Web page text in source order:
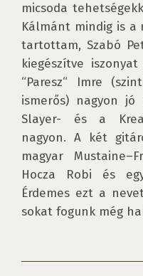
micsoda
Kálmánt mindig is a
tartottam, Szabó
kiegészítve
“Paresz“ Imre
ismerős) nagyon
Slayer- és a
nagyon. A két
magyar
Hocza Robi és
Érdemes ezt a
sokat fogunk még